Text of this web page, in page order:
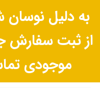
به دلیل نوسان
از ثبت سفارش
موجودی